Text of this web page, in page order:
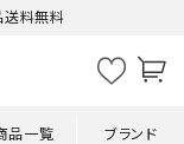
送料無料
品一覧 ブランド